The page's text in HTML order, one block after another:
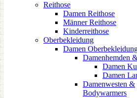
Reithose
Damen Reithose
Männer Reithose
Kinderreithose
Oberbekleidung
Damen
Damenhemden
Damen
Damen
Damenwesten &
Bodywarmers